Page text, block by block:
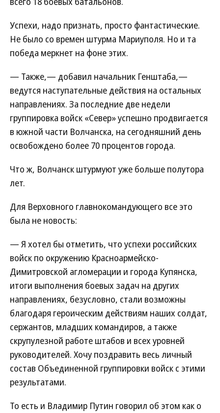
Успехи, надо признать, просто фантастические.
Не было со времен штурма Мариуполя. Но и та
победа меркнет на фоне этих.
— Также,— добавил начальник Генштаба,—
ведутся наступательные действия на остальных
направлениях. За последние две недели
группировка войск «Север» успешно продвигается
в южной части Волчанска, на сегодняшний день
освобождено более 70 процентов города.
Что ж, Волчанск штурмуют уже больше полутора
лет.
Для Верховного главнокомандующего все это
была не новость:
— Я хотел бы отметить, что успехи российских
войск по окружению Красноармейско-
Димитровской агломерации и города Купянска,
итоги выполнения боевых задач на других
направлениях, безусловно, стали возможны
благодаря героическим действиям наших солдат,
сержантов, младших командиров, а также
скрупулезной работе штабов и всех уровней
руководителей. Хочу поздравить весь личный
состав Объединенной группировки войск с этими
результатами.
То есть и Владимир Путин говорил об этом как о